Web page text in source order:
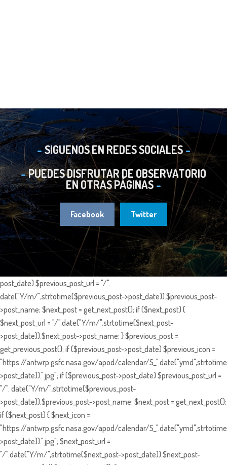
SIGUENOS EN REDES SOCIALES
PUEDES DISFRUTAR DE OBSERVATORIO
EN OTRAS PÁGINAS
Facebook Twitter
post_date) $previous_post_url = "/".
date("Y/m/",strtotime($previous_post->post_date)).$previous_post-
>post_name; $next_post = get_next_post(); if ($next_post) {
$next_post_url = "/".date("Y/m/",strtotime($next_post-
>post_date)).$next_post->post_name; } $previous_post =
get_previous_post(); if ($previous_post->post_date) $previous_icon =
"https://antwrp.gsfc.nasa.gov/apod/calendar/
>post_date)).".jpg"; if ($previous_post->post_date) $previous_post_url =
"/". date("Y/m/",strtotime($previous_post-
>post_date)).$previous_post->post_name; $next_post = get_next_post();
if ($next_post) { $next_icon =
"https://antwrp.gsfc.nasa.gov/apod/calendar/
>post_date)).".jpg"; $next_post_url =
"/".date("Y/m/",strtotime($next_post->post_date)).$next_post-